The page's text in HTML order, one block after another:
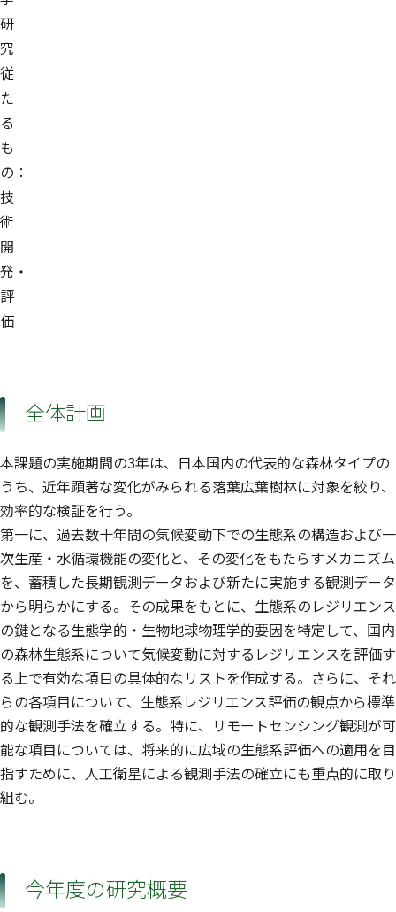
研
究
従
た
る
も
の：
技
術
開
発・
評
価
全体計画
本課題の実施期間の3年は、日本国内の代表的な森林タイプの
うち、近年顕著な変化がみられる落葉広葉樹林に対象を絞り、
効率的な検証を行う。
第一に、過去数十年間の気候変動下での生態系の構造および一
次生産・水循環機能の変化と、その変化をもたらすメカニズム
を、蓄積した長期観測データおよび新たに実施する観測データ
から明らかにする。その成果をもとに、生態系のレジリエンス
の鍵となる生態学的・生物地球物理学的要因を特定して、国内
の森林生態系について気候変動に対するレジリエンスを評価す
る上で有効な項目の具体的なリストを作成する。さらに、それ
らの各項目について、生態系レジリエンス評価の観点から標準
的な観測手法を確立する。特に、リモートセンシング観測が可
能な項目については、将来的に広域の生態系評価への適用を目
指すために、人工衛星による観測手法の確立にも重点的に取り
組む。
今年度の研究概要